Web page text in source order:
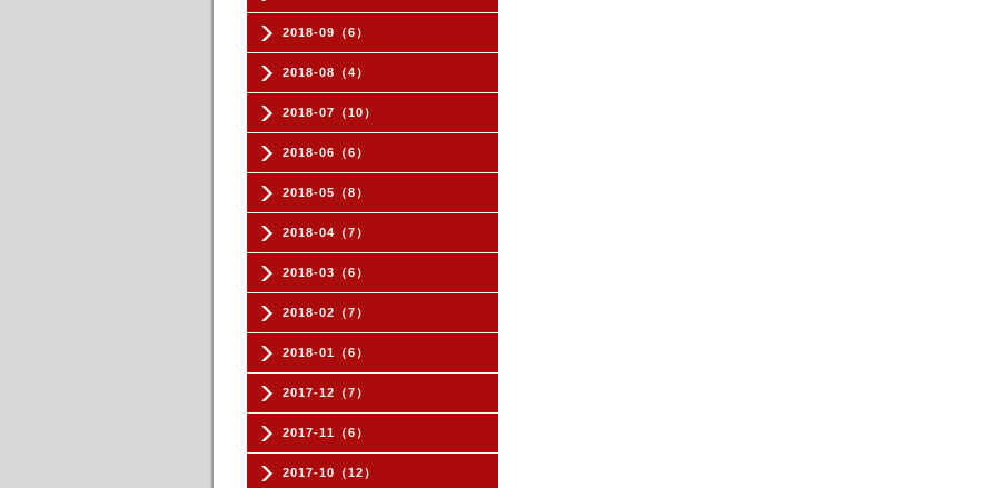
2018-09（6）
2018-08（4）
2018-07（10）
2018-06（6）
2018-05（8）
2018-04（7）
2018-03（6）
2018-02（7）
2018-01（6）
2017-12（7）
2017-11（6）
2017-10（12）